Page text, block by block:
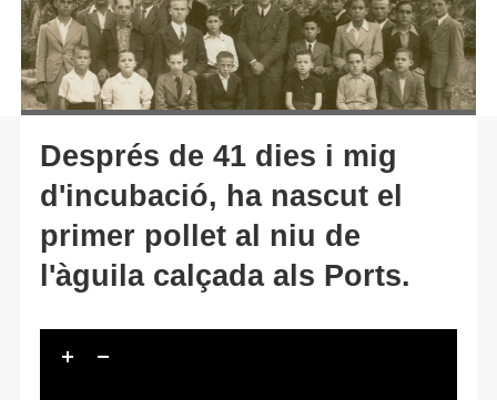
Després de 41 dies i mig
d'incubació, ha nascut el
primer pollet al niu de
l'àguila calçada als Ports.